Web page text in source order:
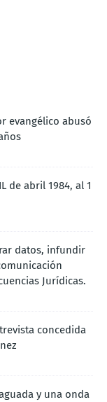
evangélico abusó
de abril 1984, al 1
datos, infundir
Jurídicas.
concedida
y una onda